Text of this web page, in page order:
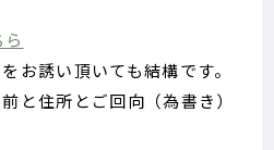
お誘い頂いても結構です。
と住所とご回向（為書き）